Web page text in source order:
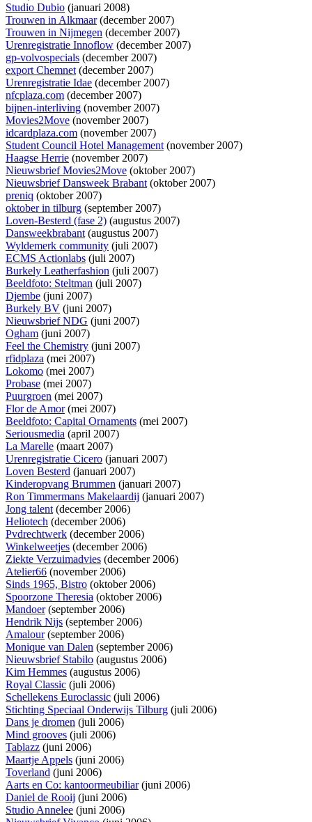
Studio Dubio (januari 2008)
Trouwen in Alkmaar(december 2007)
Trouwen in Nijmegen (december 2007)
Urenregistratie Innoflow (december 2007)
gp-volvospecials (december 2007)
export Chemnet(december 2007)
Urenregistratie Idae (december 2007)
nfcplaza.com (december 2007)
bijnen-interliving (november 2007)
Movies2Move (november 2007)
idcardplaza.com (november 2007)
Student Council Hotel Management(november 2007)
Haagse Herrie (november 2007)
Nieuwsbrief Movies2Move (oktober 2007)
Nieuwsbrief Dansweek Brabant(oktober 2007)
preniq (oktober 2007)
oktober in tilburg (september 2007)
Loven-Besterd (fase 2) (augustus 2007)
Dansweekbrabant(augustus 2007)
Wyldemerk community (juli 2007)
ECMS Actionlabs (juli 2007)
Burkely Leatherfashion (juli 2007)
Beeldfoto: Steltman (juli 2007)
Djembe (juni 2007)
Burkely BV (juni 2007)
Nieuwsbrief NDG (juni 2007)
Ogham (juni 2007)
Feel the Chemistry (juni 2007)
rfidplaza (mei 2007)
Lokomo (mei 2007)
Probase (mei 2007)
Puurgroen (mei 2007)
Flor de Amor(mei 2007)
Beeldfoto: Capital Ornaments (mei 2007)
Seriousmedia (april 2007)
La Marelle (maart 2007)
Urenregistratie Cicero (januari 2007)
Loven Besterd (januari 2007)
Kinderopvang Brummen (januari 2007)
Ron Timmermans Makelaardij (januari 2007)
Jong talent(december 2006)
Heliotech (december 2006)
Pvdrechtwerk (december 2006)
Winkelweetjes (december 2006)
Ziekte Verzuimadvies (december 2006)
Atelier66 (november 2006)
Sinds 1965, Bistro (oktober 2006)
Spoorzone Theresia (oktober 2006)
Mandoer(september 2006)
Hendrik Nijs (september 2006)
Amalour(september 2006)
Monique van Dalen (september 2006)
Nieuwsbrief Stabilo (augustus 2006)
Kim Hemmes (augustus 2006)
Royal Classic (juli 2006)
Schellekens Euroclassic (juli 2006)
Stichting Speciaal Onderwijs Tilburg (juli 2006)
Dans je dromen (juli 2006)
Mind grooves (juli 2006)
Tablazz (juni 2006)
Maartje Appels (juni 2006)
Toverland (juni 2006)
Aarts en Co: kantoormeubiliar(juni 2006)
Daniel de Rooij (juni 2006)
Studio Annelee (juni 2006)